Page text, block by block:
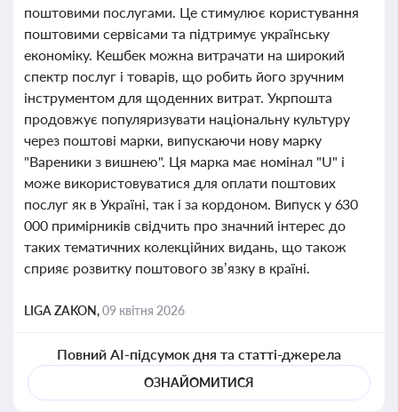
поштовими послугами. Це стимулює користування
поштовими сервісами та підтримує українську
економіку. Кешбек можна витрачати на широкий
спектр послуг і товарів, що робить його зручним
інструментом для щоденних витрат. Укрпошта
продовжує популяризувати національну культуру
через поштові марки, випускаючи нову марку
"Вареники з вишнею". Ця марка має номінал "U" і
може використовуватися для оплати поштових
послуг як в Україні, так і за кордоном. Випуск у 630
000 примірників свідчить про значний інтерес до
таких тематичних колекційних видань, що також
сприяє розвитку поштового зв’язку в країні.
LIGA ZAKON,09 квітня 2026
Повний AI-підсумок дня та статті-джерела
ОЗНАЙОМИТИСЯ